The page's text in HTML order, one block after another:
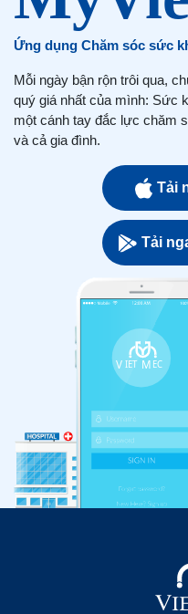
Ứng dụng Chăm sóc sức
Mỗi ngày bận rộn trôi qua,
quý giá nhất của mình: Sức
một cánh tay đắc lực chăm
và cả gia đình.
Tải
Tải